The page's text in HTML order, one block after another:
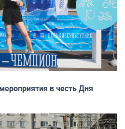
в честь Дня